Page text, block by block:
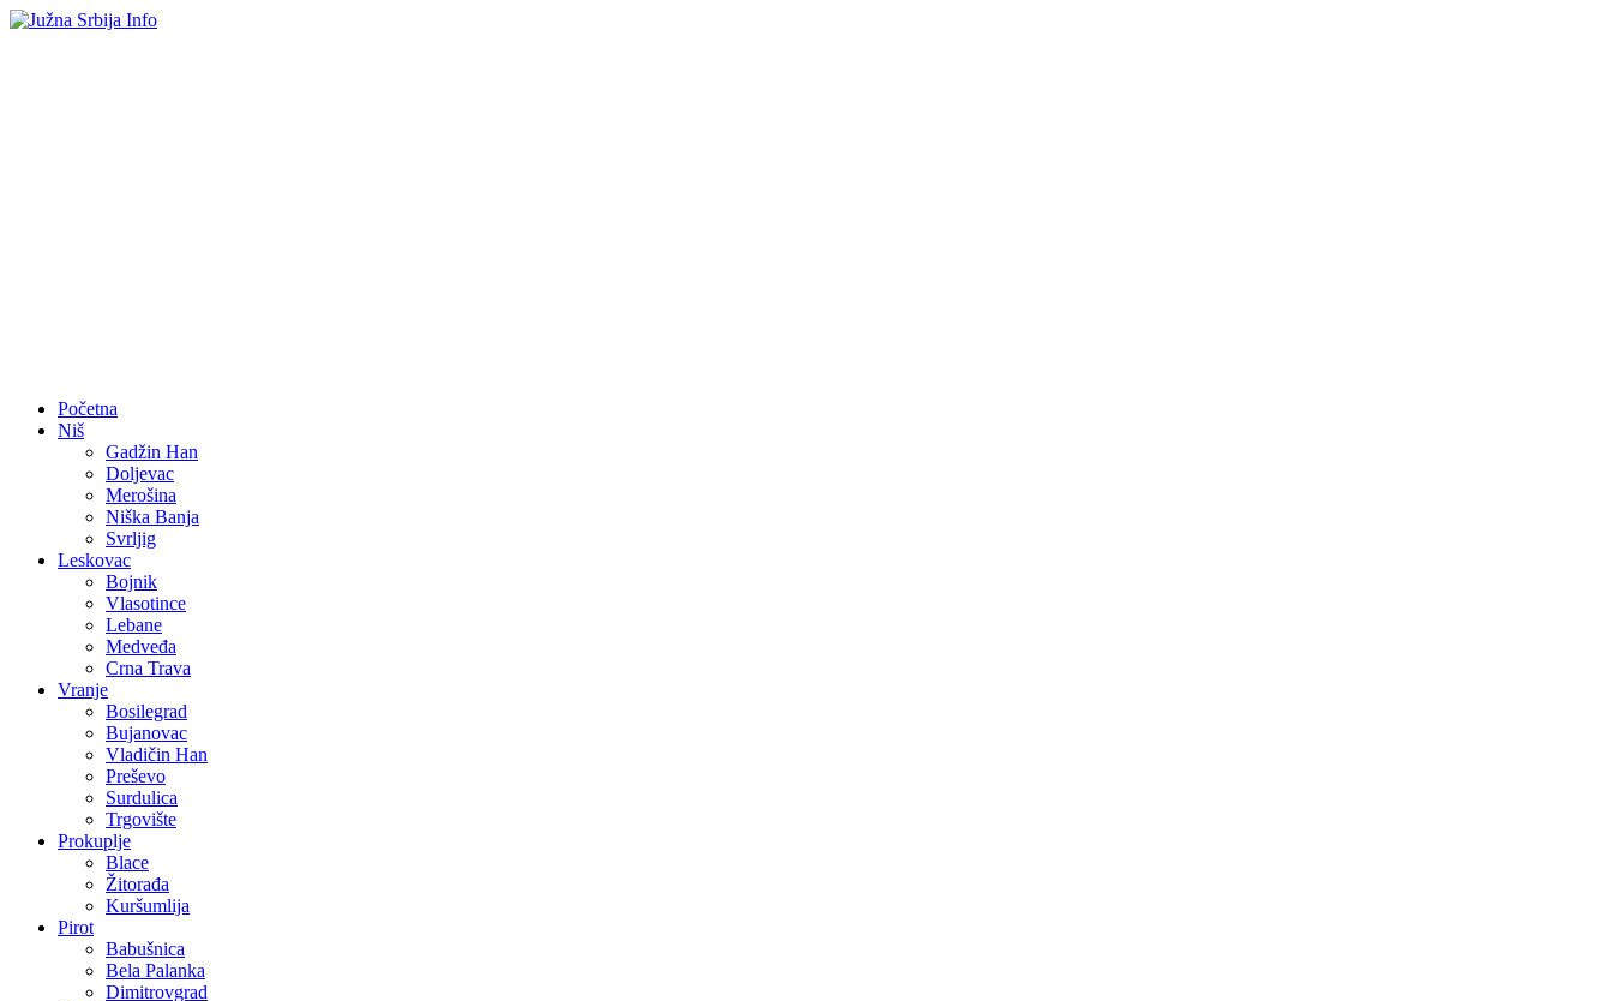
Početna
Niš
Gadžin Han
Doljevac
Merošina
Niška Banja
Svrljig
Leskovac
Bojnik
Vlasotince
Lebane
Medveđa
Crna Trava
Vranje
Bosilegrad
Bujanovac
Vladičin Han
Preševo
Surdulica
Trgovište
Prokuplje
Blace
Žitorađa
Kuršumlija
Pirot
Babušnica
Bela Palanka
Dimitrovgrad